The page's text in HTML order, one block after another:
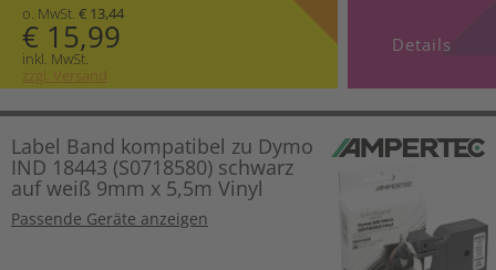
o. MwSt. € 13,44
€ 15,99
inkl. MwSt.
zzgl. Versand
Details
Label Band kompatibel zu Dymo
IND 18443 (S0718580) schwarz
auf weiß 9mm x 5,5m Vinyl
Passende Geräte anzeigen